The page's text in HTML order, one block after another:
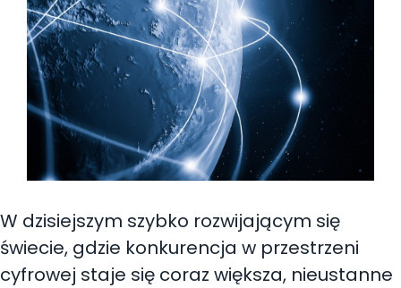
W dzisiejszym szybko rozwijającym się
świecie, gdzie konkurencja w przestrzeni
cyfrowej staje się coraz większa, nieustanne